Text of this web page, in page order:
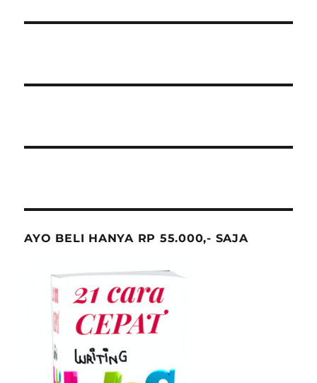
AYO BELI HANYA RP 55.000,- SAJA